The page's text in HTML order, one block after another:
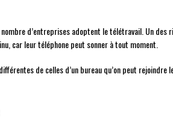
d’entreprises adoptent le télétravail. Un
car leur téléphone peut sonner à tout moment.
de celles d’un bureau qu’on peut